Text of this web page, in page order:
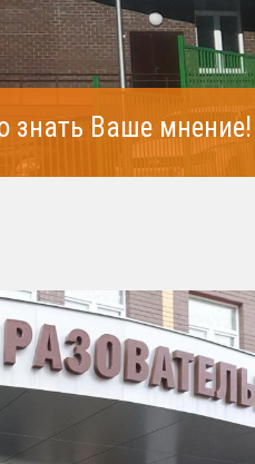
знать Ваше мнение!